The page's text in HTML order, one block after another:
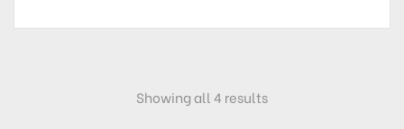
Showing all 4 results